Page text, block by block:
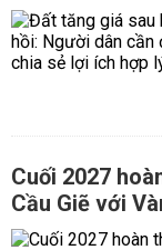
Cuối 2027
Cầu Giẽ với